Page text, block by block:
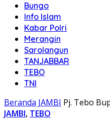
Bungo
Info Islam
Kabar Polri
Merangin
Sarolangun
TANJABBAR
TEBO
TNI
Beranda JAMBI Pj. Tebo
JAMBI, TEBO